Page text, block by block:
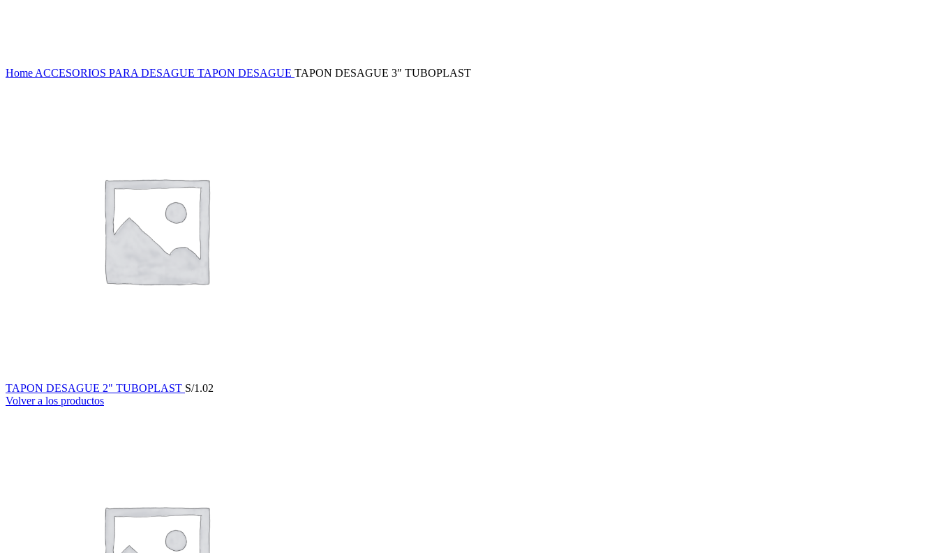
Home ACCESORIOS PARA DESAGUE TAPON DESAGUE TAPON DESAGUE 3″ TUBOPLAST
TAPON DESAGUE 2" TUBOPLAST S/1.02
Volver a los productos